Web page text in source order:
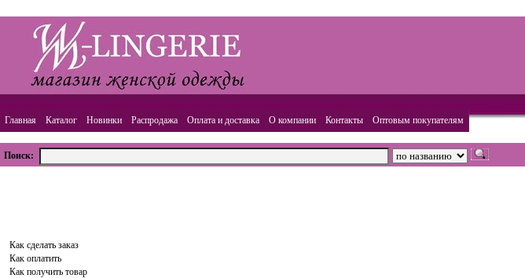
Главная Каталог Новинки Распродажа Оплата и доставка О компании Контакты Оптовым покупателям
Поиск:
Как сделать заказ
Как оплатить
Как получить товар